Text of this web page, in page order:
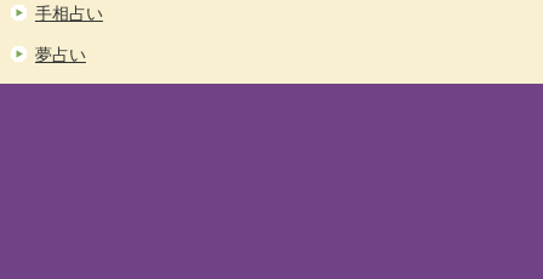
手相占い
夢占い